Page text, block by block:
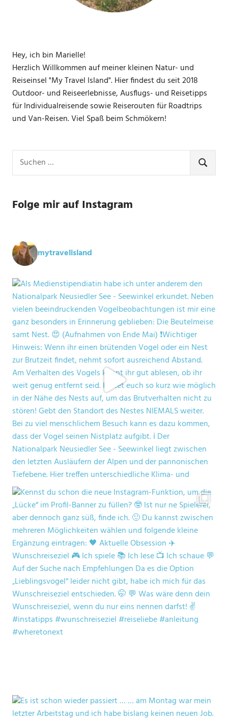
Hey, ich bin Marielle!
Herzlich Willkommen auf meiner kleinen Natur- und
Reiseinsel "My Travel Island". Hier findest du seit 2018
Outdoor- und Reiseerlebnisse, Ausflugs- und Reisetipps
für Individualreisende sowie Reiserouten für Roadtrips
und Van-Reisen. Viel Spaß beim Schmökern!
nach:
SUCHEN
Folge mir auf Instagram
mytravelisland